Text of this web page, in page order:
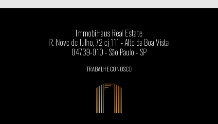
ImmobiHaus Real Estate
R. Nove de Julho, 72 cj 111 - Alto da Boa Vista
04739-010 - São Paulo - SP
TRABALHE CONOSCO